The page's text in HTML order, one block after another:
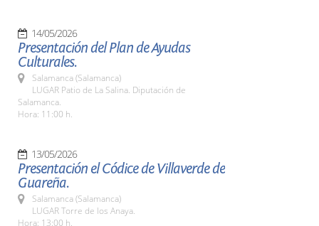
14/05/2026
Presentación del Plan de Ayudas
Culturales.
Salamanca (Salamanca)
LUGAR Patio de La Salina. Diputación de
Salamanca.
Hora: 11:00 h.
13/05/2026
Presentación el Códice de Villaverde de
Guareña.
Salamanca (Salamanca)
LUGAR Torre de los Anaya.
Hora: 13:00 h.